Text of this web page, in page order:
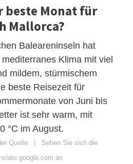
beste Monat für
Mallorca?
Baleareninseln hat
Klima mit viel
mildem, stürmischem
beste Reisezeit für
von Juni bis
ist sehr warm, mit
°C im August.
Quelle | Sehen Sie sich die
an